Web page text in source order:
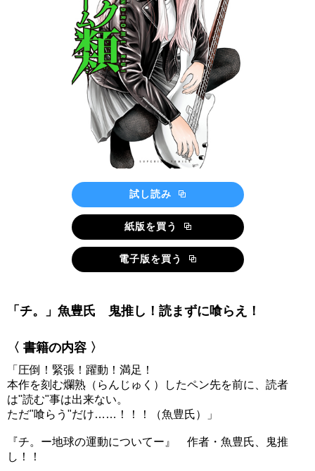
試し読み
紙版を買う
電子版を買う
「チ。」魚豊氏 鬼推し！読まずに喰らえ！
〈 書籍の内容 〉
「圧倒！緊張！躍動！満足！
本作を刻む爛熟（らんじゅく）したペン先を前に、読者
は"読む"事は出来ない。
ただ"喰らう"だけ……！！！（魚豊氏）」
『チ。ー地球の運動についてー』 作者・魚豊氏、鬼推
し！！